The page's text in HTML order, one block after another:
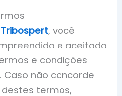
, você
e aceitado
e condições
Caso não concorde
termos,